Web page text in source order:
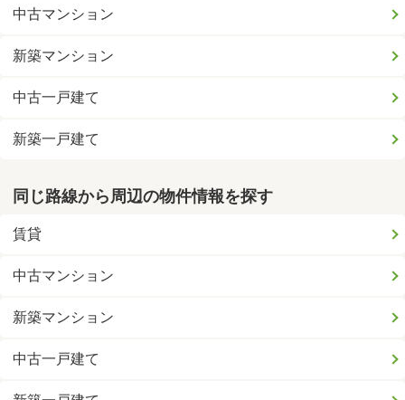
中古マンション
新築マンション
中古一戸建て
新築一戸建て
同じ路線から周辺の物件情報を探す
賃貸
中古マンション
新築マンション
中古一戸建て